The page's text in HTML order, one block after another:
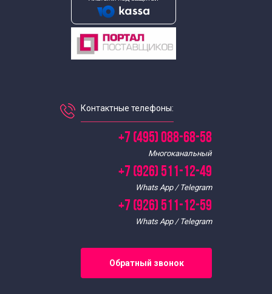
Контактные телефоны:
+7 (495) 088-68-58
Многоканальный
+7 (926) 511-12-49
Whats App / Telegram
+7 (926) 511-12-59
Whats App / Telegram
Обратный звонок